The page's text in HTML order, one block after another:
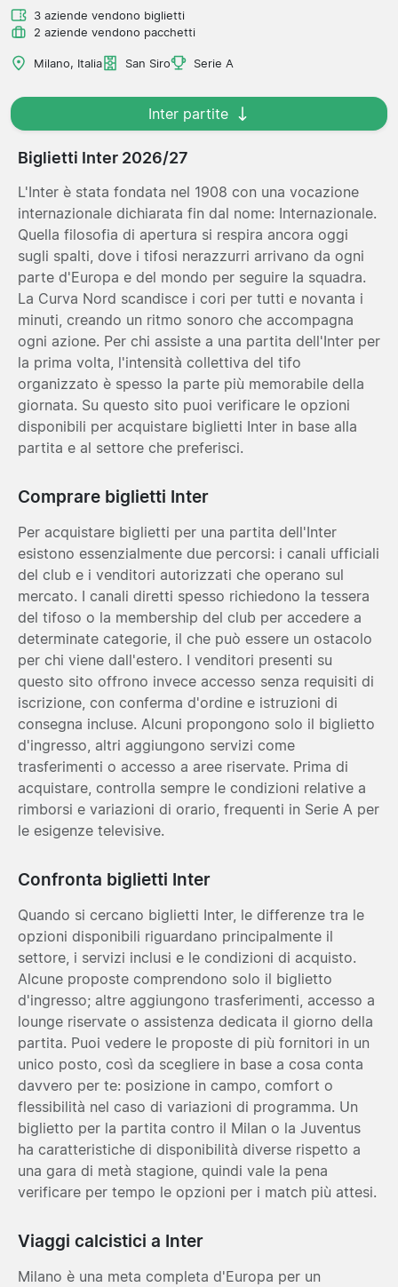
3 aziende vendono biglietti
2 aziende vendono pacchetti
Milano, Italia San Siro Serie A
Inter partite
Biglietti Inter 2026/27
L'Inter è stata fondata nel 1908 con una vocazione
internazionale dichiarata fin dal nome: Internazionale.
Quella filosofia di apertura si respira ancora oggi
sugli spalti, dove i tifosi nerazzurri arrivano da ogni
parte d'Europa e del mondo per seguire la squadra.
La Curva Nord scandisce i cori per tutti e novanta i
minuti, creando un ritmo sonoro che accompagna
ogni azione. Per chi assiste a una partita dell'Inter per
la prima volta, l'intensità collettiva del tifo
organizzato è spesso la parte più memorabile della
giornata. Su questo sito puoi verificare le opzioni
disponibili per acquistare biglietti Inter in base alla
partita e al settore che preferisci.
Comprare biglietti Inter
Per acquistare biglietti per una partita dell'Inter
esistono essenzialmente due percorsi: i canali ufficiali
del club e i venditori autorizzati che operano sul
mercato. I canali diretti spesso richiedono la tessera
del tifoso o la membership del club per accedere a
determinate categorie, il che può essere un ostacolo
per chi viene dall'estero. I venditori presenti su
questo sito offrono invece accesso senza requisiti di
iscrizione, con conferma d'ordine e istruzioni di
consegna incluse. Alcuni propongono solo il biglietto
d'ingresso, altri aggiungono servizi come
trasferimenti o accesso a aree riservate. Prima di
acquistare, controlla sempre le condizioni relative a
rimborsi e variazioni di orario, frequenti in Serie A per
le esigenze televisive.
Confronta biglietti Inter
Quando si cercano biglietti Inter, le differenze tra le
opzioni disponibili riguardano principalmente il
settore, i servizi inclusi e le condizioni di acquisto.
Alcune proposte comprendono solo il biglietto
d'ingresso; altre aggiungono trasferimenti, accesso a
lounge riservate o assistenza dedicata il giorno della
partita. Puoi vedere le proposte di più fornitori in un
unico posto, così da scegliere in base a cosa conta
davvero per te: posizione in campo, comfort o
flessibilità nel caso di variazioni di programma. Un
biglietto per la partita contro il Milan o la Juventus
ha caratteristiche di disponibilità diverse rispetto a
una gara di metà stagione, quindi vale la pena
verificare per tempo le opzioni per i match più attesi.
Viaggi calcistici a Inter
Milano è una meta completa d'Europa per un